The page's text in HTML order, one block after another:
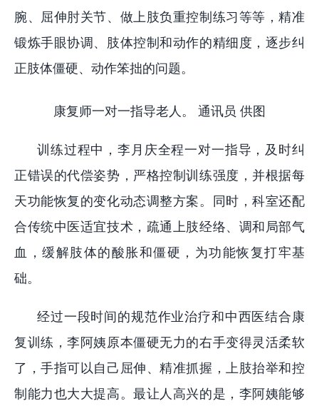
腕、屈伸肘关节、做上肢负重控制练习等等，精准
锻炼手眼协调、肢体控制和动作的精细度，逐步纠
正肢体僵硬、动作笨拙的问题。
康复师一对一指导老人。 通讯员 供图
训练过程中，李月庆全程一对一指导，及时纠
正错误的代偿姿势，严格控制训练强度，并根据每
天功能恢复的变化动态调整方案。同时，科室还配
合传统中医适宜技术，疏通上肢经络、调和局部气
血，缓解肢体的酸胀和僵硬，为功能恢复打牢基
础。
经过一段时间的规范作业治疗和中西医结合康
复训练，李阿姨原本僵硬无力的右手变得灵活柔软
了，手指可以自己屈伸、精准抓握，上肢抬举和控
制能力也大大提高。最让人高兴的是，李阿姨能够